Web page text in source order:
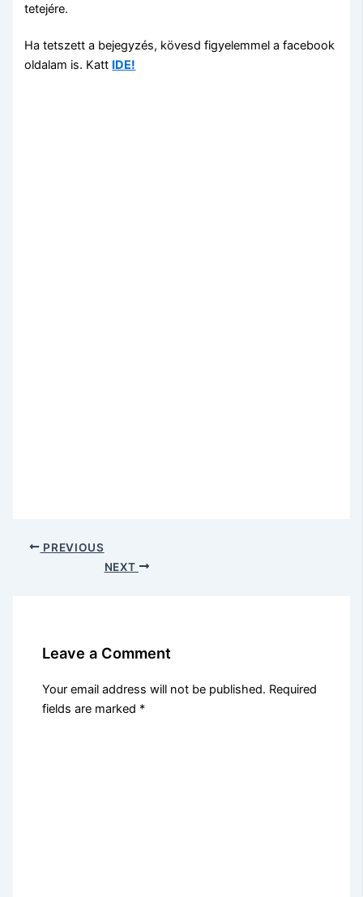
tetejére.
Ha tetszett a bejegyzés, kövesd figyelemmel a facebook
oldalam is. Katt IDE!
PREVIOUS
NEXT
Leave a Comment
Your email address will not be published. Required
fields are marked *